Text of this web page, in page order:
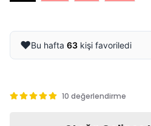
❤️Bu hafta 63 kişi favoriledi
10 değerlendirme